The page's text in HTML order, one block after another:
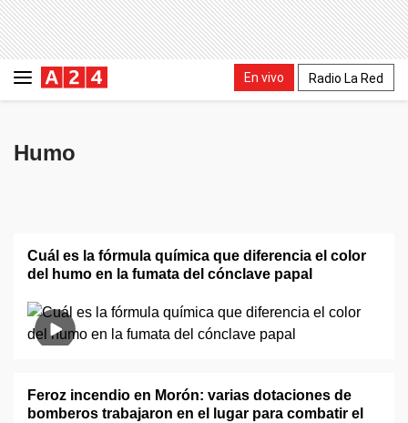
En vivo Radio La Red
Humo
Cuál es la fórmula química que diferencia el color
del humo en la fumata del cónclave papal
Feroz incendio en Morón: varias dotaciones de
bomberos trabajaron en el lugar para combatir el